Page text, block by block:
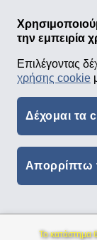
την εμπειρία
Επιλέγοντας
χρήσης cookie
Δέχομαι τα
Απορρίπτω
Το κατάστημα